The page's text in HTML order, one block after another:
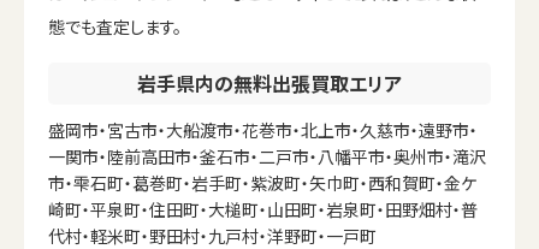
態でも査定します。
岩手県内の無料出張買取エリア
盛岡市・宮古市・大船渡市・花巻市・北上市・久慈市・遠野市・
一関市・陸前高田市・釜石市・二戸市・八幡平市・奥州市・滝沢
市・雫石町・葛巻町・岩手町・紫波町・矢巾町・西和賀町・金ケ
崎町・平泉町・住田町・大槌町・山田町・岩泉町・田野畑村・普
代村・軽米町・野田村・九戸村・洋野町・一戸町